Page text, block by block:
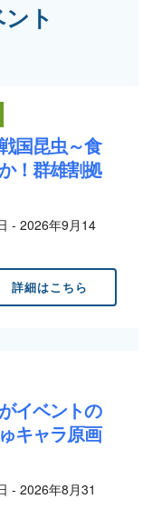
ト
国昆虫～食
！群雄割拠
- 2026年9月14
詳細はこちら
イベントの
キャラ原画
- 2026年8月31